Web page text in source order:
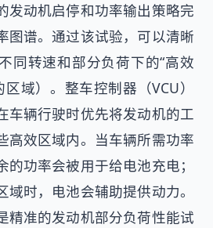
发动机启停和功率输出策略完
图谱。通过该试验，可以清晰
同转速和部分负荷下的“高效
区域）。整车控制器（VCU）
车辆行驶时优先将发动机的工
高效区域内。当车辆所需功率
功率会被用于给电池充电；
域时，电池会辅助提供动力。
精准的发动机部分负荷性能试